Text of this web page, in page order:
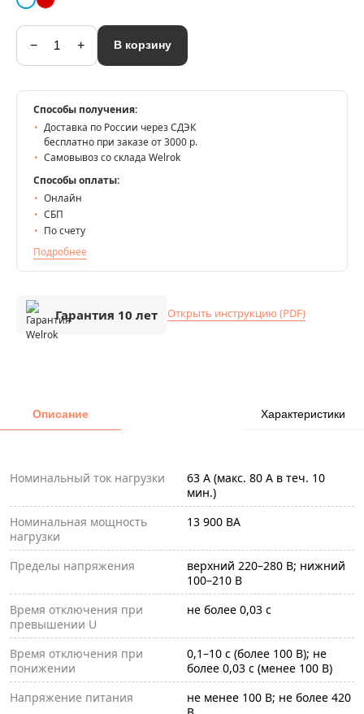
− + В корзину
Способы получения:
Доставка по России через СДЭК
бесплатно при заказе от 3000 р.
Самовывоз со склада Welrok
Способы оплаты:
Онлайн
СБП
По счету
Подробнее
Гарантия 10 лет Открыть инструкцию (PDF)
Описание Характеристики
Номинальный ток нагрузки
63 А (макс. 80 А в теч. 10
мин.)
Номинальная мощность
нагрузки
13 900 ВА
Пределы напряжения
верхний 220–280 В; нижний
100–210 В
Время отключения при
превышении U
не более 0,03 с
Время отключения при
понижении
0,1–10 c (более 100 В); не
более 0,03 с (менее 100 В)
Напряжение питания
не менее 100 В; не более 420